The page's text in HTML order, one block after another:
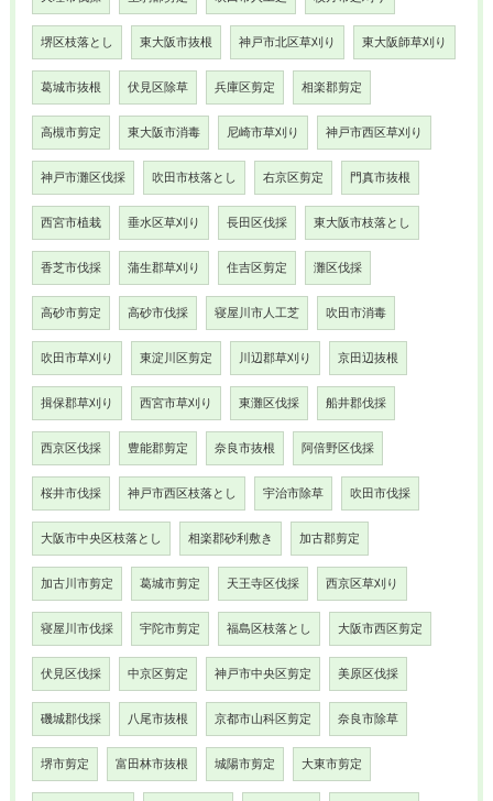
堺区枝落とし 東大阪市抜根 神戸市北区草刈り 東大阪師草刈り
葛城市抜根 伏見区除草 兵庫区剪定 相楽郡剪定
高槻市剪定 東大阪市消毒 尼崎市草刈り 神戸市西区草刈り
神戸市灘区伐採 吹田市枝落とし 右京区剪定 門真市抜根
西宮市植栽 垂水区草刈り 長田区伐採 東大阪市枝落とし
香芝市伐採 蒲生郡草刈り 住吉区剪定 灘区伐採
高砂市剪定 高砂市伐採 寝屋川市人工芝 吹田市消毒
吹田市草刈り 東淀川区剪定 川辺郡草刈り 京田辺抜根
揖保郡草刈り 西宮市草刈り 東灘区伐採 船井郡伐採
西京区伐採 豊能郡剪定 奈良市抜根 阿倍野区伐採
桜井市伐採 神戸市西区枝落とし 宇治市除草 吹田市伐採
大阪市中央区枝落とし 相楽郡砂利敷き 加古郡剪定
加古川市剪定 葛城市剪定 天王寺区伐採 西京区草刈り
寝屋川市伐採 宇陀市剪定 福島区枝落とし 大阪市西区剪定
伏見区伐採 中京区剪定 神戸市中央区剪定 美原区伐採
磯城郡伐採 八尾市抜根 京都市山科区剪定 奈良市除草
堺市剪定 富田林市抜根 城陽市剪定 大東市剪定